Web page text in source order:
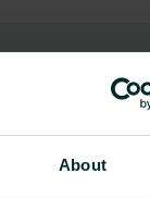
About
gala